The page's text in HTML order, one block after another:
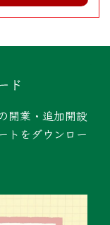
開業・追加開設
トをダウンロー